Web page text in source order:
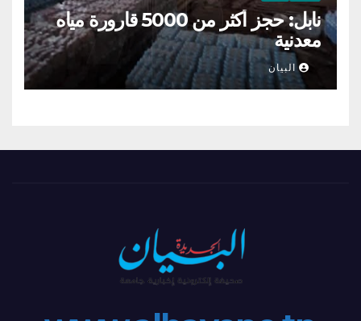
نابل: حجز أكثر من 5000 قارورة مياه
معدنية
البيان